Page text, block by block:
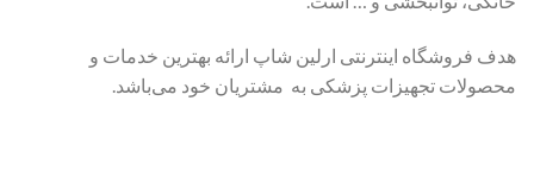
هدف فروشگاه اینترنتی ارلین شاپ ارائه بهترین خدمات و
محصولات تجهیزات پزشکی به مشتریان خود می‌باشد.